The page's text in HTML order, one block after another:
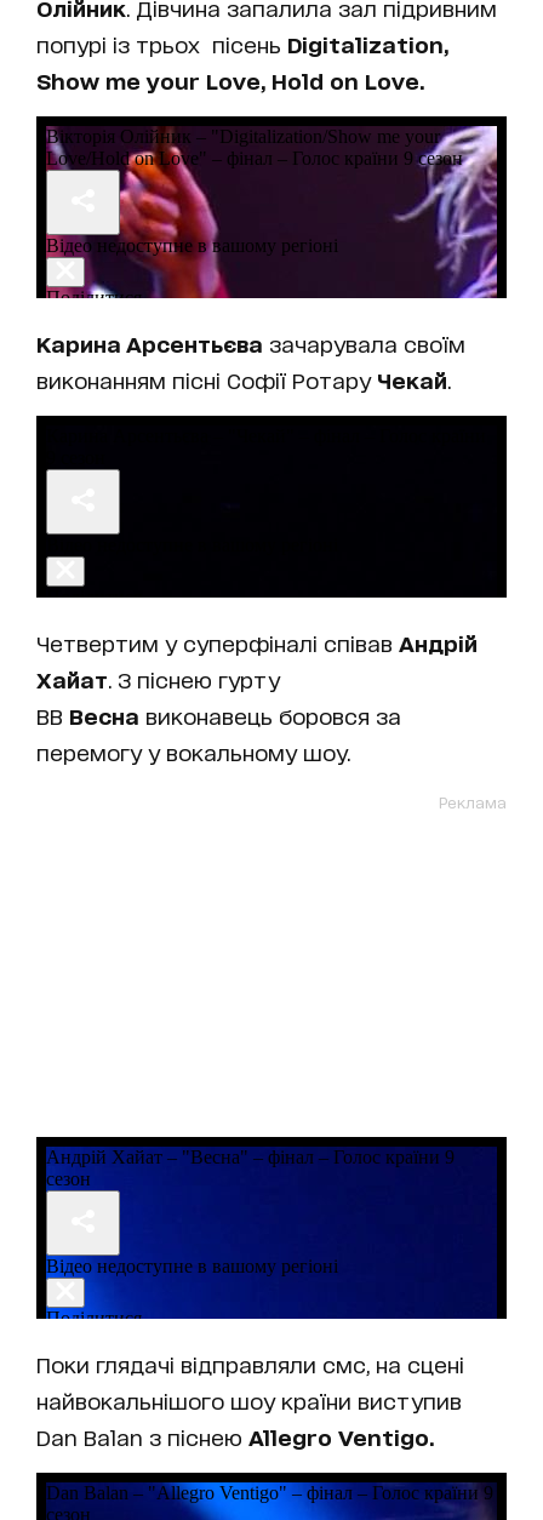
Олійник . Дівчина запалила зал підривним
попурі із трьох пісень Digitalization,
Show me your Love, Hold on Love.
Карина Арсентьєва зачарувала своїм
виконанням пісні Софії Ротару Чекай
Четвертим у суперфіналі співав Андрій
Хайат . З піснею гурту
ВВ Весна виконавець боровся за
перемогу у вокальному шоу.
Реклама
Поки глядачі відправляли смс, на сцені
найвокальнішого шоу країни виступив
Dan Balan з піснею Allegro Ventigo.